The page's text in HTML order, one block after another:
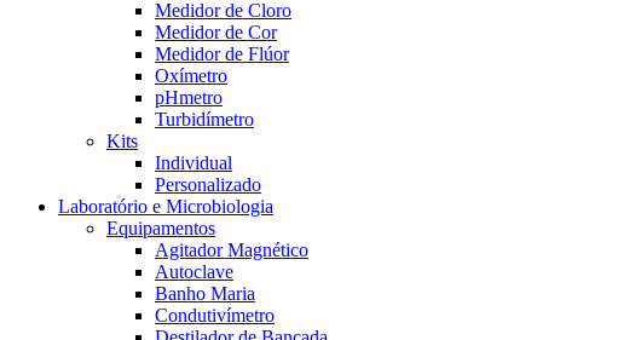
Medidor de Cloro
Medidor de Cor
Medidor de Flúor
Oxímetro
pHmetro
Turbidímetro
Kits
Individual
Personalizado
Laboratório e Microbiologia
Equipamentos
Agitador Magnético
Autoclave
Banho Maria
Condutivímetro